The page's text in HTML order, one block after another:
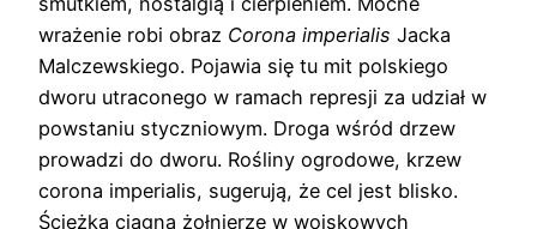
wrażenie robi obraz Corona imperialis Jacka
Malczewskiego. Pojawia się tu mit polskiego
dworu utraconego w ramach represji za udział w
powstaniu styczniowym. Droga wśród drzew
prowadzi do dworu. Rośliny ogrodowe, krzew
corona imperialis, sugerują, że cel jest blisko.
Ścieżką ciągną żołnierze w wojskowych